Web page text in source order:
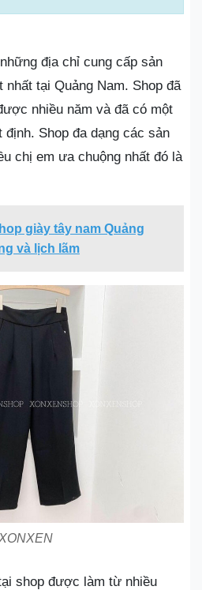
địa chỉ cung cấp sản
nhất tại Quảng Nam. Shop đã
nhiều năm và đã có một
Shop đa dạng các sản
chị em ưa chuộng nhất đó là
giày tây nam Quảng
và lịch lãm
shop được làm từ nhiều